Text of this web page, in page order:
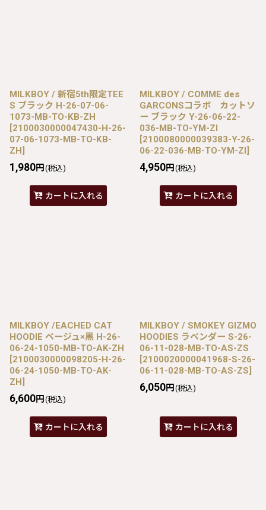
MILKBOY / 新宿5th限定TEE
S ブラック H-26-07-06-
1073-MB-TO-KB-ZH
[2100030000047430-H-26-
07-06-1073-MB-TO-KB-
ZH]
1,980円 (税込)
カートに入れる
MILKBOY / COMME des
GARCONSコラボ カットソ
ー ブラック Y-26-06-22-
036-MB-TO-YM-ZI
[2100080000039383-Y-26-
06-22-036-MB-TO-YM-ZI]
4,950円 (税込)
カートに入れる
MILKBOY /EACHED CAT
HOODIE ベージュ×黒 H-26-
06-24-1050-MB-TO-AK-ZH
[2100030000098205-H-26-
06-24-1050-MB-TO-AK-
ZH]
6,600円 (税込)
カートに入れる
MILKBOY / SMOKEY GIZMO
HOODIES ラベンダー S-26-
06-11-028-MB-TO-AS-ZS
[2100020000041968-S-26-
06-11-028-MB-TO-AS-ZS]
6,050円 (税込)
カートに入れる